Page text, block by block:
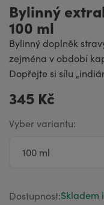
Bylinný
100 ml
Bylinný doplněk
zejména v období
Dopřejte si sílu
345 Kč
Vyber variantu:
Dostupnost:Skladem